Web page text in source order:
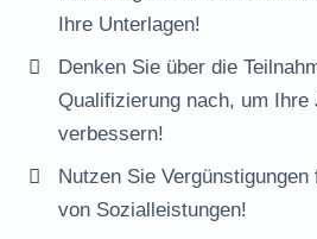
Ihre Unterlagen!
Denken Sie über die
Qualifizierung nach, um Ihre
verbessern!
Nutzen Sie
von Sozialleistungen!